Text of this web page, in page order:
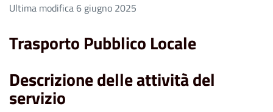
Ultima modifica 6 giugno 2025
Trasporto Pubblico Locale
Descrizione delle attività del
servizio